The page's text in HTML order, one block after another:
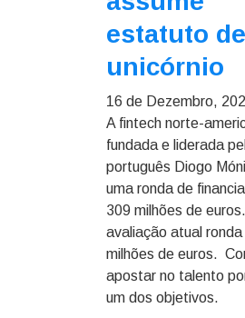
estatuto de
unicórnio
16 de Dezembro,
A fintech norte-
fundada e liderada
português Diogo
uma ronda de
309 milhões de
avaliação atual ronda
milhões de euros.
apostar no talento
um dos objetivos.